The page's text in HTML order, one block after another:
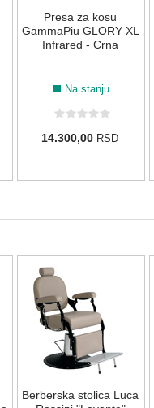
Presa za kosu
GammaPiu GLORY XL
Infrared - Crna
Na stanju
14.300,00 RSD
Berberska stolica Luca